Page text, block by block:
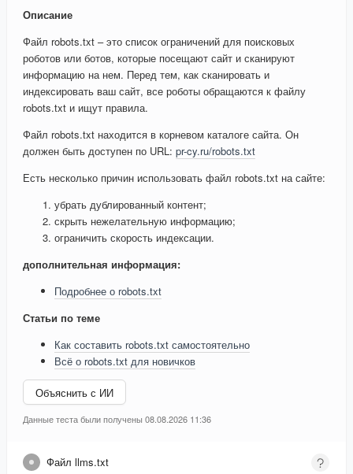
Описание
Файл robots.txt – это список ограничений для поисковых
роботов или ботов, которые посещают сайт и сканируют
информацию на нем. Перед тем, как сканировать и
индексировать ваш сайт, все роботы обращаются к файлу
robots.txt и ищут правила.
Файл robots.txt находится в корневом каталоге сайта. Он
должен быть доступен по URL: pr-cy.ru/robots.txt
Есть несколько причин использовать файл robots.txt на сайте:
убрать дублированный контент;
скрыть нежелательную информацию;
ограничить скорость индексации.
дополнительная информация:
Подробнее о robots.txt
Статьи по теме
Как составить robots.txt самостоятельно
Всё о robots.txt для новичков
Объяснить с ИИ
Данные теста были получены 08.08.2026 11:36
Файл llms.txt